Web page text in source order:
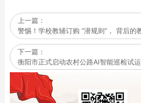
上一篇：
警惕！学校教辅订购 “潜规则”， 背后的
下一篇：
衡阳市正式启动农村公路AI智能巡检试